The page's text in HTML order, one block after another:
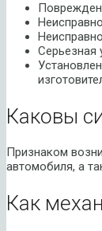
Серьезная
Каковы
Признаком
автомобиля, а
Как